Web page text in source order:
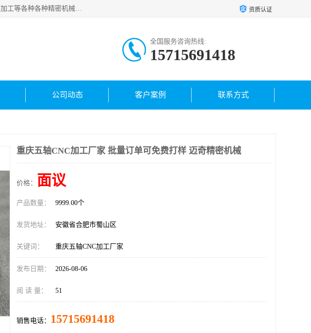
公司主要承接深圳精密零配件加工,非标零部配件加工,家具零配件加工,治具零配件加工,安徽精密零配件加工等各种各种精密机械加工，欢迎来来电咨询！ 资质认证
全国服务咨询热线:
15715691418
公司动态 客户案例 联系方式
重庆五轴CNC加工厂家 批量订单可免费打样 迈奇精密机械
价格： 面议
产品数量： 9999.00个
发货地址： 安徽省合肥市蜀山区
关键词： 重庆五轴CNC加工厂家
发布日期： 2026-08-06
阅 读 量： 51
销售电话： 15715691418